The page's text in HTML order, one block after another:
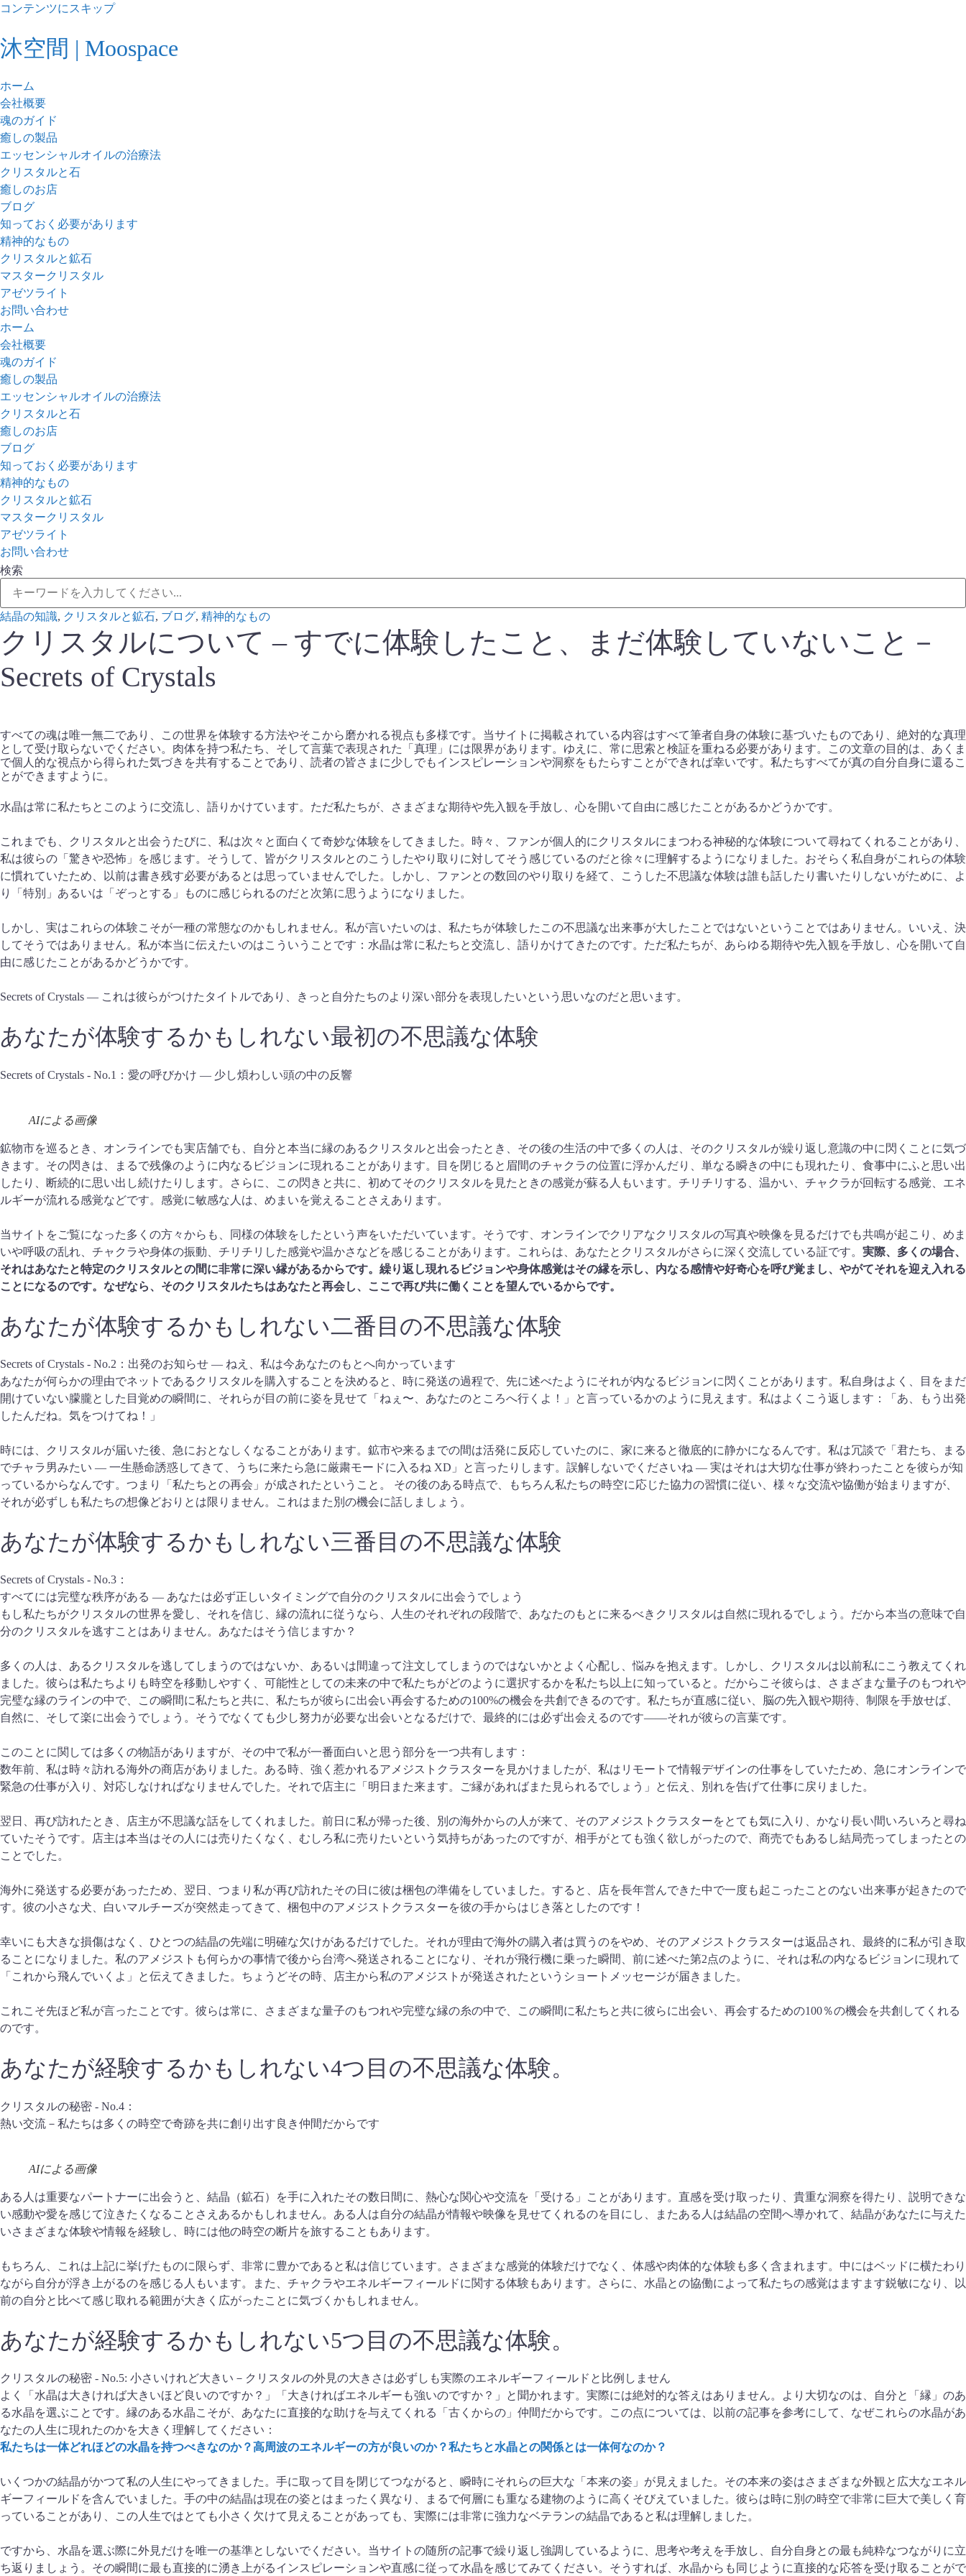
コンテンツにスキップ
沐空間 | Moospace
ホーム
会社概要
魂のガイド
癒しの製品
エッセンシャルオイルの治療法
クリスタルと石
癒しのお店
ブログ
知っておく必要があります
精神的なもの
クリスタルと鉱石
マスタークリスタル
アゼツライト
お問い合わせ
ホーム
会社概要
魂のガイド
癒しの製品
エッセンシャルオイルの治療法
クリスタルと石
癒しのお店
ブログ
知っておく必要があります
精神的なもの
クリスタルと鉱石
マスタークリスタル
アゼツライト
お問い合わせ
検索
結晶の知識, クリスタルと鉱石, ブログ, 精神的なもの
クリスタルについて – すでに体験したこと、まだ体験していないこと－
Secrets of Crystals
すべての魂は唯一無二であり、この世界を体験する方法やそこから磨かれる視点も多様です。当サイトに掲載されている内容はすべて筆者自身の体験に基づいたものであり、絶対的な真理
として受け取らないでください。肉体を持つ私たち、そして言葉で表現された「真理」には限界があります。ゆえに、常に思索と検証を重ねる必要があります。この文章の目的は、あくま
で個人的な視点から得られた気づきを共有することであり、読者の皆さまに少しでもインスピレーションや洞察をもたらすことができれば幸いです。私たちすべてが真の自分自身に還るこ
とができますように。
水晶は常に私たちとこのように交流し、語りかけています。ただ私たちが、さまざまな期待や先入観を手放し、心を開いて自由に感じたことがあるかどうかです。
これまでも、クリスタルと出会うたびに、私は次々と面白くて奇妙な体験をしてきました。時々、ファンが個人的にクリスタルにまつわる神秘的な体験について尋ねてくれることがあり、
私は彼らの「驚きや恐怖」を感じます。そうして、皆がクリスタルとのこうしたやり取りに対してそう感じているのだと徐々に理解するようになりました。おそらく私自身がこれらの体験
に慣れていたため、以前は書き残す必要があるとは思っていませんでした。しかし、ファンとの数回のやり取りを経て、こうした不思議な体験は誰も話したり書いたりしないがために、よ
り「特別」あるいは「ぞっとする」ものに感じられるのだと次第に思うようになりました。
しかし、実はこれらの体験こそが一種の常態なのかもしれません。私が言いたいのは、私たちが体験したこの不思議な出来事が大したことではないということではありません。いいえ、決
してそうではありません。私が本当に伝えたいのはこういうことです：水晶は常に私たちと交流し、語りかけてきたのです。ただ私たちが、あらゆる期待や先入観を手放し、心を開いて自
由に感じたことがあるかどうかです。
Secrets of Crystals ― これは彼らがつけたタイトルであり、きっと自分たちのより深い部分を表現したいという思いなのだと思います。
あなたが体験するかもしれない最初の不思議な体験
Secrets of Crystals - No.1：愛の呼びかけ ― 少し煩わしい頭の中の反響
AIによる画像
鉱物市を巡るとき、オンラインでも実店舗でも、自分と本当に縁のあるクリスタルと出会ったとき、その後の生活の中で多くの人は、そのクリスタルが繰り返し意識の中に閃くことに気づ
きます。その閃きは、まるで残像のように内なるビジョンに現れることがあります。目を閉じると眉間のチャクラの位置に浮かんだり、単なる瞬きの中にも現れたり、食事中にふと思い出
したり、断続的に思い出し続けたりします。さらに、この閃きと共に、初めてそのクリスタルを見たときの感覚が蘇る人もいます。チリチリする、温かい、チャクラが回転する感覚、エネ
ルギーが流れる感覚などです。感覚に敏感な人は、めまいを覚えることさえあります。
当サイトをご覧になった多くの方々からも、同様の体験をしたという声をいただいています。そうです、オンラインでクリアなクリスタルの写真や映像を見るだけでも共鳴が起こり、めま
いや呼吸の乱れ、チャクラや身体の振動、チリチリした感覚や温かさなどを感じることがあります。これらは、あなたとクリスタルがさらに深く交流している証です。 実際、多くの場合、
それはあなたと特定のクリスタルとの間に非常に深い縁があるからです。繰り返し現れるビジョンや身体感覚はその縁を示し、内なる感情や好奇心を呼び覚まし、やがてそれを迎え入れる
ことになるのです。なぜなら、そのクリスタルたちはあなたと再会し、ここで再び共に働くことを望んでいるからです。
あなたが体験するかもしれない二番目の不思議な体験
Secrets of Crystals - No.2：出発のお知らせ ― ねえ、私は今あなたのもとへ向かっています
あなたが何らかの理由でネットであるクリスタルを購入することを決めると、時に発送の過程で、先に述べたようにそれが内なるビジョンに閃くことがあります。私自身はよく、目をまだ
開けていない朦朧とした目覚めの瞬間に、それらが目の前に姿を見せて「ねぇ〜、あなたのところへ行くよ！」と言っているかのように見えます。私はよくこう返します：「あ、もう出発
したんだね。気をつけてね！」
時には、クリスタルが届いた後、急におとなしくなることがあります。鉱市や来るまでの間は活発に反応していたのに、家に来ると徹底的に静かになるんです。私は冗談で「君たち、まる
でチャラ男みたい — 一生懸命誘惑してきて、うちに来たら急に厳粛モードに入るね XD」と言ったりします。誤解しないでくださいね — 実はそれは大切な仕事が終わったことを彼らが知
っているからなんです。つまり「私たちとの再会」が成されたということ。 その後のある時点で、もちろん私たちの時空に応じた協力の習慣に従い、様々な交流や協働が始まりますが、
それが必ずしも私たちの想像どおりとは限りません。これはまた別の機会に話しましょう。
あなたが体験するかもしれない三番目の不思議な体験
Secrets of Crystals - No.3：
すべてには完璧な秩序がある ― あなたは必ず正しいタイミングで自分のクリスタルに出会うでしょう
もし私たちがクリスタルの世界を愛し、それを信じ、縁の流れに従うなら、人生のそれぞれの段階で、あなたのもとに来るべきクリスタルは自然に現れるでしょう。だから本当の意味で自
分のクリスタルを逃すことはありません。あなたはそう信じますか？
多くの人は、あるクリスタルを逃してしまうのではないか、あるいは間違って注文してしまうのではないかとよく心配し、悩みを抱えます。しかし、クリスタルは以前私にこう教えてくれ
ました。彼らは私たちよりも時空を移動しやすく、可能性としての未来の中で私たちがどのように選択するかを私たち以上に知っていると。だからこそ彼らは、さまざまな量子のもつれや
完璧な縁のラインの中で、この瞬間に私たちと共に、私たちが彼らに出会い再会するための100%の機会を共創できるのです。私たちが直感に従い、脳の先入観や期待、制限を手放せば、
自然に、そして楽に出会うでしょう。そうでなくても少し努力が必要な出会いとなるだけで、最終的には必ず出会えるのです——それが彼らの言葉です。
このことに関しては多くの物語がありますが、その中で私が一番面白いと思う部分を一つ共有します：
数年前、私は時々訪れる海外の商店がありました。ある時、強く惹かれるアメジストクラスターを見かけましたが、私はリモートで情報デザインの仕事をしていたため、急にオンラインで
緊急の仕事が入り、対応しなければなりませんでした。それで店主に「明日また来ます。ご縁があればまた見られるでしょう」と伝え、別れを告げて仕事に戻りました。
翌日、再び訪れたとき、店主が不思議な話をしてくれました。前日に私が帰った後、別の海外からの人が来て、そのアメジストクラスターをとても気に入り、かなり長い間いろいろと尋ね
ていたそうです。店主は本当はその人には売りたくなく、むしろ私に売りたいという気持ちがあったのですが、相手がとても強く欲しがったので、商売でもあるし結局売ってしまったとの
ことでした。
海外に発送する必要があったため、翌日、つまり私が再び訪れたその日に彼は梱包の準備をしていました。すると、店を長年営んできた中で一度も起こったことのない出来事が起きたので
す。彼の小さな犬、白いマルチーズが突然走ってきて、梱包中のアメジストクラスターを彼の手からはじき落としたのです！
幸いにも大きな損傷はなく、ひとつの結晶の先端に明確な欠けがあるだけでした。それが理由で海外の購入者は買うのをやめ、そのアメジストクラスターは返品され、最終的に私が引き取
ることになりました。私のアメジストも何らかの事情で後から台湾へ発送されることになり、それが飛行機に乗った瞬間、前に述べた第2点のように、それは私の内なるビジョンに現れて
「これから飛んでいくよ」と伝えてきました。ちょうどその時、店主から私のアメジストが発送されたというショートメッセージが届きました。
これこそ先ほど私が言ったことです。彼らは常に、さまざまな量子のもつれや完璧な縁の糸の中で、この瞬間に私たちと共に彼らに出会い、再会するための100％の機会を共創してくれる
のです。
あなたが経験するかもしれない4つ目の不思議な体験。
クリスタルの秘密 - No.4：
熱い交流－私たちは多くの時空で奇跡を共に創り出す良き仲間だからです
AIによる画像
ある人は重要なパートナーに出会うと、結晶（鉱石）を手に入れたその数日間に、熱心な関心や交流を「受ける」ことがあります。直感を受け取ったり、貴重な洞察を得たり、説明できな
い感動や愛を感じて泣きたくなることさえあるかもしれません。ある人は自分の結晶が情報や映像を見せてくれるのを目にし、またある人は結晶の空間へ導かれて、結晶があなたに与えた
いさまざまな体験や情報を経験し、時には他の時空の断片を旅することもあります。
もちろん、これは上記に挙げたものに限らず、非常に豊かであると私は信じています。さまざまな感覚的体験だけでなく、体感や肉体的な体験も多く含まれます。中にはベッドに横たわり
ながら自分が浮き上がるのを感じる人もいます。また、チャクラやエネルギーフィールドに関する体験もあります。さらに、水晶との協働によって私たちの感覚はますます鋭敏になり、以
前の自分と比べて感じ取れる範囲が大きく広がったことに気づくかもしれません。
あなたが経験するかもしれない5つ目の不思議な体験。
クリスタルの秘密 - No.5: 小さいけれど大きい－クリスタルの外見の大きさは必ずしも実際のエネルギーフィールドと比例しません
よく「水晶は大きければ大きいほど良いのですか？」「大きければエネルギーも強いのですか？」と聞かれます。実際には絶対的な答えはありません。より大切なのは、自分と「縁」のあ
る水晶を選ぶことです。縁のある水晶こそが、あなたに直接的な助けを与えてくれる「古くからの」仲間だからです。この点については、以前の記事を参考にして、なぜこれらの水晶があ
なたの人生に現れたのかを大きく理解してください：
私たちは一体どれほどの水晶を持つべきなのか？高周波のエネルギーの方が良いのか？私たちと水晶との関係とは一体何なのか？
いくつかの結晶がかつて私の人生にやってきました。手に取って目を閉じてつながると、瞬時にそれらの巨大な「本来の姿」が見えました。その本来の姿はさまざまな外観と広大なエネル
ギーフィールドを含んでいました。手の中の結晶は現在の姿とはまったく異なり、まるで何層にも重なる建物のように高くそびえていました。彼らは時に別の時空で非常に巨大で美しく育
っていることがあり、この人生ではとても小さく欠けて見えることがあっても、実際には非常に強力なベテランの結晶であると私は理解しました。
ですから、水晶を選ぶ際に外見だけを唯一の基準としないでください。当サイトの随所の記事で繰り返し強調しているように、思考や考えを手放し、自分自身との最も純粋なつながりに立
ち返りましょう。その瞬間に最も直接的に湧き上がるインスピレーションや直感に従って水晶を感じてみてください。そうすれば、水晶からも同じように直接的な応答を受け取ることがで